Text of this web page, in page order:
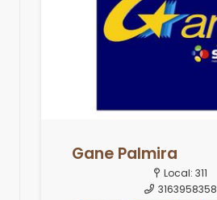
Gane Palmira
Local: 311
3163958358